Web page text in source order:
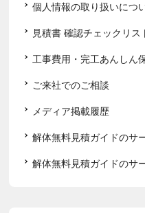
個人情報の取り扱いにつ
見積書 確認チェックリス
工事費用・完工あんしん
ご来社でのご相談
メディア掲載履歴
解体無料見積ガイドのサ
解体無料見積ガイドのサ